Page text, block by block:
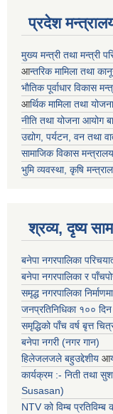
प्रदेश
मुख्य मन्त्री तथा मन्त्री
आन्तरिक मामिला तथा
भाैतिक पूर्वाधार विकास
आर्थिक मामिला तथा
नीति तथा योजना आयोग
उद्योग, पर्यटन, वन तथा
सामाजिक विकास मन्त्रालय
भुमि व्यवस्था, कृषि
श्रव्य, दृष्य
बनेपा नगरपालिका
बनेपा नगरपालिका र
समृद्ध नगरपालिका
जनप्रतिनिधिका १०० दिन
समृद्धिको पाँच वर्ष बृत्त
बनेपा नगरी (नगर गान)
हिलेजलजले बहुउद्देशीय आ
कार्यक्रम :- निती तथा
Susasan)
NTV को विम्ब प्रतिविम्ब